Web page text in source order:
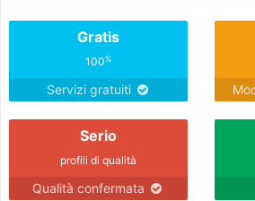
Gratis
100%
Servizi gratuiti
Serio
profili di qualità
Qualità confermata